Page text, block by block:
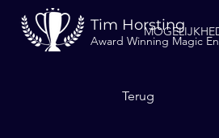
Tim Horsting
Award Winning Magic
Terug